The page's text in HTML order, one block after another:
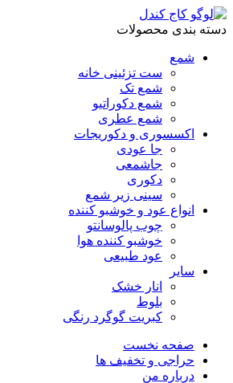
دسته بندی محصولات
شمع
ست تزئینی خانه
شمع تک
شمع دکوراتیو
شمع عطری
اکسسوری و دکوریجات
جا عودی
جاشمعی
دکوری
سینی زیر شمع
انواع عود و خوشبو کننده
چوب پالوسانتو
خوشبو کننده هوا
عود طبیعی
سایر
انار خشک
بلوط
کبریت گوگرد رنگی
صفحه نخست
حراجی و تخفیف ها
درباره من